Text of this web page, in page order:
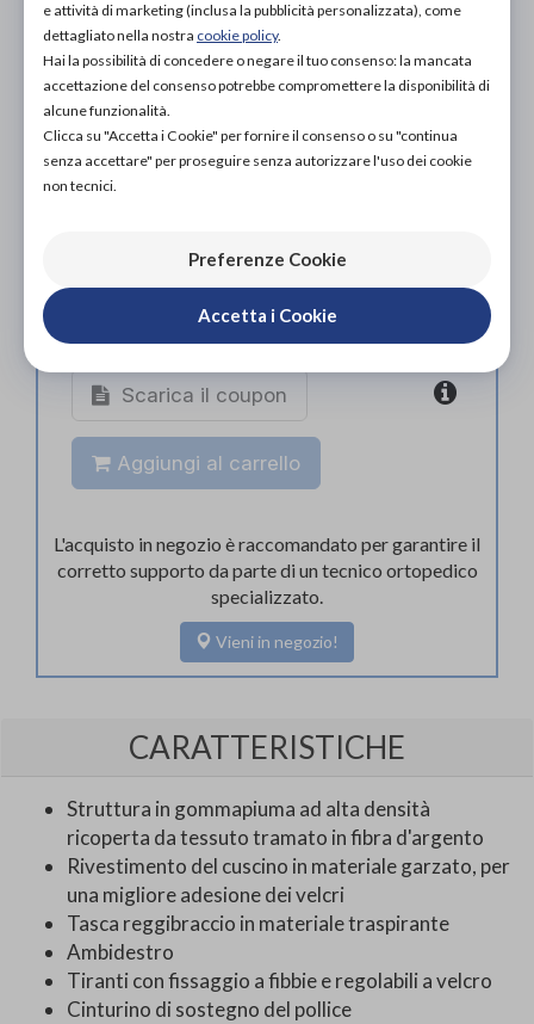
PROVA E NOLEGGIA IN NEGOZIO
NON DISPONIBILE
ACQUISTA ONLINE
DA113,00€
Organizza prova in negozio
Scarica il coupon
Aggiungi al carrello
L'acquisto in negozio è raccomandato per garantire il
corretto supporto da parte di un tecnico ortopedico
specializzato.
Vieni in negozio!
CARATTERISTICHE
Struttura in gommapiuma ad alta densità
ricoperta da tessuto tramato in fibra d'argento
Rivestimento del cuscino in materiale garzato, per
una migliore adesione dei velcri
Tasca reggibraccio in materiale traspirante
Ambidestro
Tiranti con fissaggio a fibbie e regolabili a velcro
Cinturino di sostegno del pollice
e attività di marketing (inclusa la pubblicità personalizzata), come
dettagliato nella nostra cookie policy.
Hai la possibilità di concedere o negare il tuo consenso: la mancata
accettazione del consenso potrebbe compromettere la disponibilità di
alcune funzionalità.
Clicca su "Accetta i Cookie" per fornire il consenso o su "continua
senza accettare" per proseguire senza autorizzare l'uso dei cookie
non tecnici.
Preferenze Cookie
Accetta i Cookie